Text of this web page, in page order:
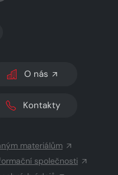
SVĚTLÝ/TMAVÝ REŽIM
O nás
Kontakty
materiálům
společnosti